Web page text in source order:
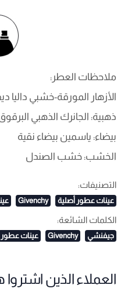
ملاحظات العطر:
الأزهار المورقة-خشبي داليا
ذهبية: الجانرك الذهبي
بيضاء: ياسمين بيضاء نقية
الخشب: خشب الصندل
التصنيفات:
عينات عطور أصلية Givenchy
الكلمات الشائعة:
جيفنشي Givenchy عينات عطور
العملاء الذين